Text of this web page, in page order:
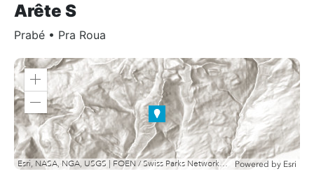
Arête S
Prabé • Pra Roua
Zoom
Zoom
out
Esri, NASA, NGA, USGS | FOEN / Swiss Parks Network, swisstopo, Esri, TomTom, Garmin, METI/NASA, USGS Powered by Esri